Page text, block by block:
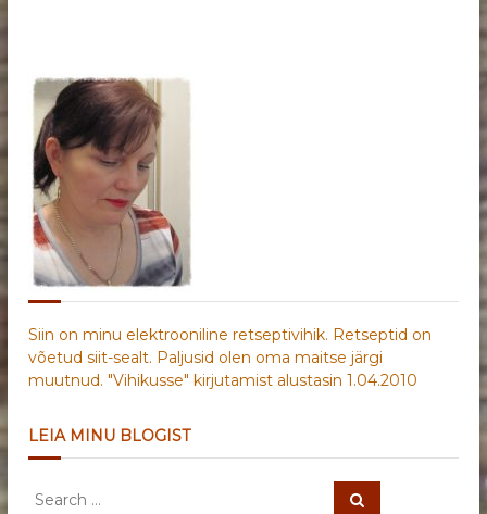
Siin on minu elektrooniline retseptivihik. Retseptid on
võetud siit-sealt. Paljusid olen oma maitse järgi
muutnud. "Vihikusse" kirjutamist alustasin 1.04.2010
LEIA MINU BLOGIST
S
S